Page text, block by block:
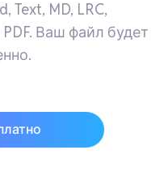
Text, MD, LRC,
PDF. Ваш файл будет